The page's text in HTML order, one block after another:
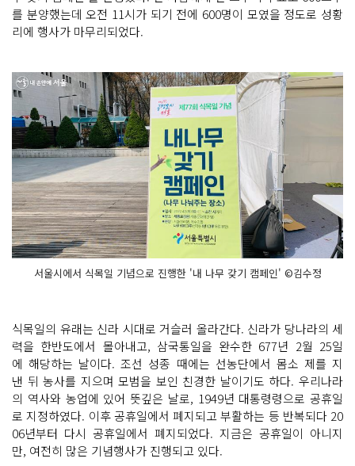
를 분양했는데 오전 11시가 되기 전에 600명이 모였을 정도로 성황
리에 행사가 마무리되었다.
서울시에서 식목일 기념으로 진행한 '내 나무 갖기 캠페인' ©김수정
식목일의 유래는 신라 시대로 거슬러 올라간다. 신라가 당나라의 세
력을 한반도에서 몰아내고, 삼국통일을 완수한 677년 2월 25일
에 해당하는 날이다. 조선 성종 때에는 선농단에서 몸소 제를 지
낸 뒤 농사를 지으며 모범을 보인 친경한 날이기도 하다. 우리나라
의 역사와 농업에 있어 뜻깊은 날로, 1949년 대통령령으로 공휴일
로 지정하였다. 이후 공휴일에서 폐지되고 부활하는 등 반복되다 20
06년부터 다시 공휴일에서 폐지되었다. 지금은 공휴일이 아니지
만, 여전히 많은 기념행사가 진행되고 있다.